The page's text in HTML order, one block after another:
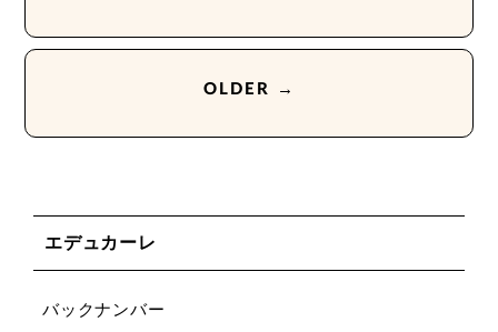
OLDER →
エデュカーレ
バックナンバー